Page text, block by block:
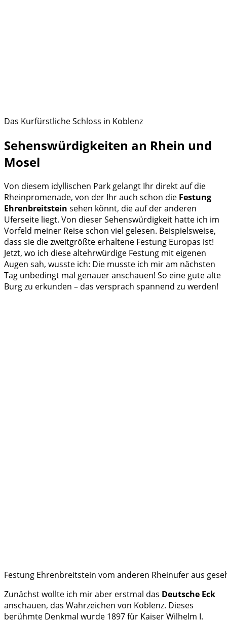
Das Kurfürstliche Schloss in Koblenz
Sehenswürdigkeiten an Rhein und
Mosel
Von diesem idyllischen Park gelangt Ihr direkt auf die
Rheinpromenade, von der Ihr auch schon die Festung
Ehrenbreitstein sehen könnt, die auf der anderen
Uferseite liegt. Von dieser Sehenswürdigkeit hatte ich im
Vorfeld meiner Reise schon viel gelesen. Beispielsweise,
dass sie die zweitgrößte erhaltene Festung Europas ist!
Jetzt, wo ich diese altehrwürdige Festung mit eigenen
Augen sah, wusste ich: Die musste ich mir am nächsten
Tag unbedingt mal genauer anschauen! So eine gute alte
Burg zu erkunden – das versprach spannend zu werden!
Festung Ehrenbreitstein vom anderen Rheinufer aus
Zunächst wollte ich mir aber erstmal das Deutsche Eck
anschauen, das Wahrzeichen von Koblenz. Dieses
berühmte Denkmal wurde 1897 für Kaiser Wilhelm I.